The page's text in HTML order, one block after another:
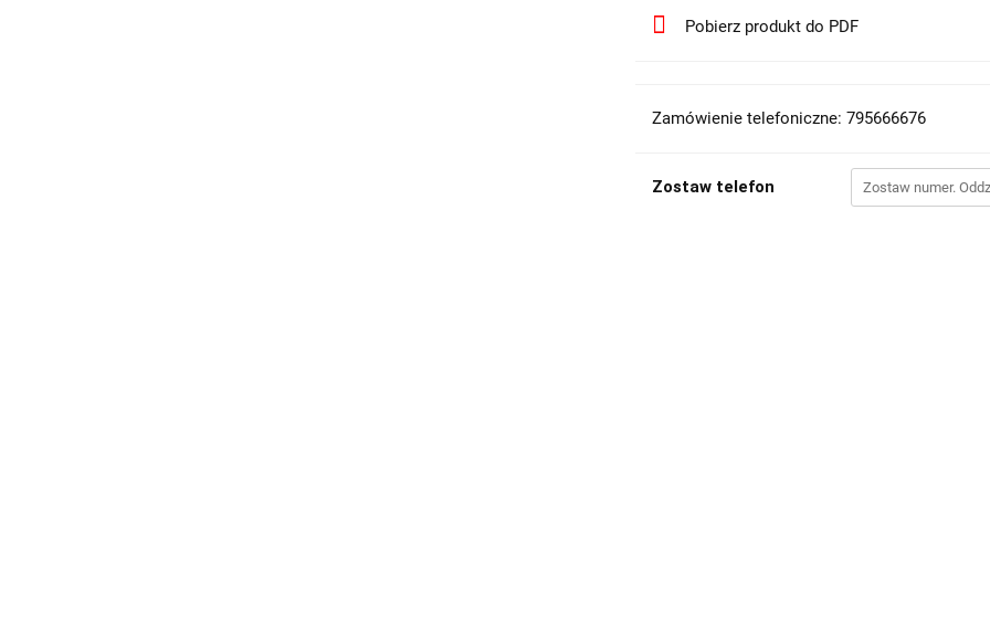
Pobierz produkt do PDF
Zamówienie telefoniczne: 795666676
Zostaw telefon